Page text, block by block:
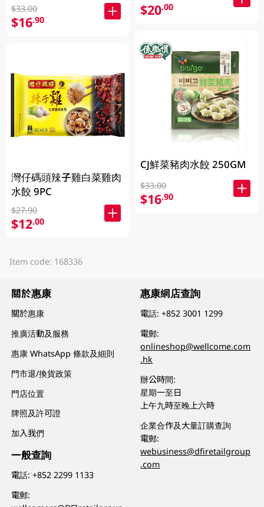
$33.00
$16.90
灣仔碼頭辣子雞白菜雞肉
水餃 9PC
$27.90
$12.00
$20.00
CJ鮮菜豬肉水餃 250GM
$33.00
$16.90
Item code: 168336
關於惠康
關於惠康
推廣活動及服務
惠康 WhatsApp 條款及細則
門市退/換貨政策
門店位置
牌照及許可證
加入我們
一般查詢
電話:+852 2299 1133
電郵:
惠康網店查詢
電話:+852 3001 1299
電郵:
onlineshop@wellcome.com
.hk
辦公時間:
星期一至日
上午九時至晚上六時
企業合作及大量訂購查詢
電郵:
webusiness@dfiretailgroup
.com